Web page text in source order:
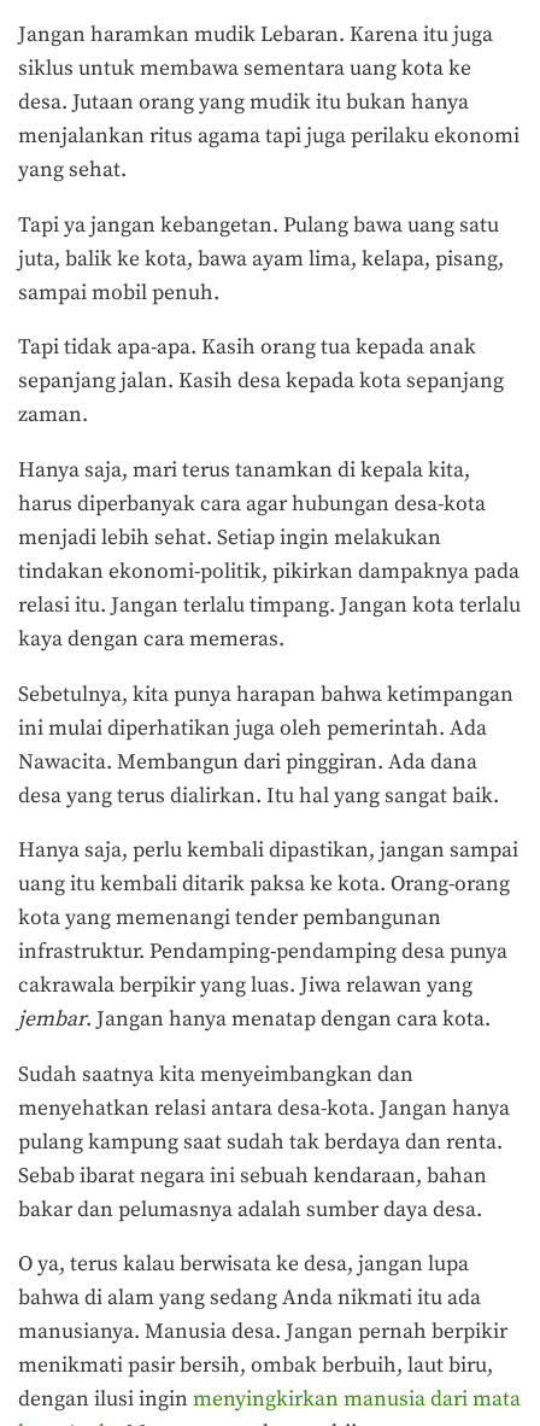
Jangan haramkan mudik Lebaran. Karena itu juga
siklus untuk membawa sementara uang kota ke
desa. Jutaan orang yang mudik itu bukan hanya
menjalankan ritus agama tapi juga perilaku ekonomi
yang sehat.
Tapi ya jangan kebangetan. Pulang bawa uang satu
juta, balik ke kota, bawa ayam lima, kelapa, pisang,
sampai mobil penuh.
Tapi tidak apa-apa. Kasih orang tua kepada anak
sepanjang jalan. Kasih desa kepada kota sepanjang
zaman.
Hanya saja, mari terus tanamkan di kepala kita,
harus diperbanyak cara agar hubungan desa-kota
menjadi lebih sehat. Setiap ingin melakukan
tindakan ekonomi-politik, pikirkan dampaknya pada
relasi itu. Jangan terlalu timpang. Jangan kota terlalu
kaya dengan cara memeras.
Sebetulnya, kita punya harapan bahwa ketimpangan
ini mulai diperhatikan juga oleh pemerintah. Ada
Nawacita. Membangun dari pinggiran. Ada dana
desa yang terus dialirkan. Itu hal yang sangat baik.
Hanya saja, perlu kembali dipastikan, jangan sampai
uang itu kembali ditarik paksa ke kota. Orang-orang
kota yang memenangi tender pembangunan
infrastruktur. Pendamping-pendamping desa punya
cakrawala berpikir yang luas. Jiwa relawan yang
jembar. Jangan hanya menatap dengan cara kota.
Sudah saatnya kita menyeimbangkan dan
menyehatkan relasi antara desa-kota. Jangan hanya
pulang kampung saat sudah tak berdaya dan renta.
Sebab ibarat negara ini sebuah kendaraan, bahan
bakar dan pelumasnya adalah sumber daya desa.
O ya, terus kalau berwisata ke desa, jangan lupa
bahwa di alam yang sedang Anda nikmati itu ada
manusianya. Manusia desa. Jangan pernah berpikir
menikmati pasir bersih, ombak berbuih, laut biru,
dengan ilusi ingin menyingkirkan manusia dari mata